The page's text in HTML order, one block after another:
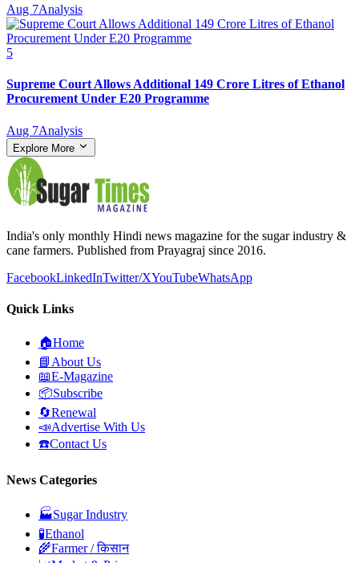
Aug 7Analysis
5
Supreme Court Allows Additional 149 Crore Litres of Ethanol
Procurement Under E20 Programme
Aug 7Analysis
Explore More
India's only monthly Hindi news magazine for the sugar industry &
cane farmers. Published from Prayagraj since 2016.
FacebookLinkedInTwitter/XYouTubeWhatsApp
Quick Links
🏠Home
📘 About Us
📖E-Magazine
📦Subscribe
🔄Renewal
📣Advertise With Us
☎️Contact Us
News Categories
🏭Sugar Industry
🧪Ethanol
🌾Farmer / किसान